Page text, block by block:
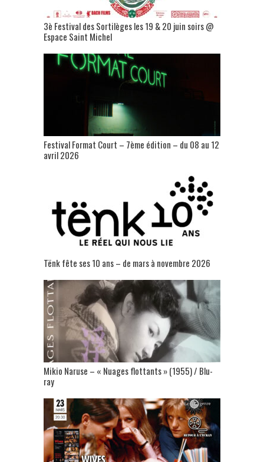
3è Festival des Sortilèges les 19 & 20 juin soirs @
Espace Saint Michel
Festival Format Court – 7ème édition – du 08 au 12
avril 2026
Tënk fête ses 10 ans – de mars à novembre 2026
Mikio Naruse – « Nuages flottants » (1955) / Blu-
ray